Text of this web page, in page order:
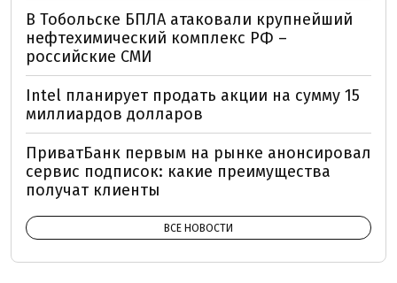
В Тобольске БПЛА атаковали крупнейший
нефтехимический комплекс РФ –
российские СМИ
Intel планирует продать акции на сумму 15
миллиардов долларов
ПриватБанк первым на рынке анонсировал
сервис подписок: какие преимущества
получат клиенты
ВСЕ НОВОСТИ